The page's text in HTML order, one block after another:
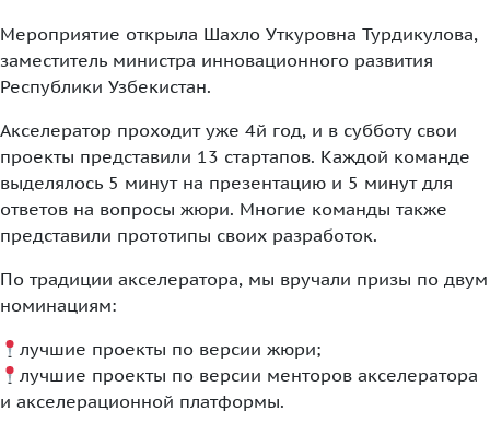
Инструмент диагностики ИС ВОИС
Мероприятие открыла Шахло Уткуровна Турдикулова,
заместитель министра инновационного развития
Республики Узбекистан.
Акселератор проходит уже 4й год, и в субботу свои
проекты представили 13 стартапов. Каждой команде
выделялось 5 минут на презентацию и 5 минут для
ответов на вопросы жюри. Многие команды также
представили прототипы своих разработок.
По традиции акселератора, мы вручали призы по двум
номинациям:
лучшие проекты по версии жюри;
лучшие проекты по версии менторов акселератора
и акселерационной платформы.